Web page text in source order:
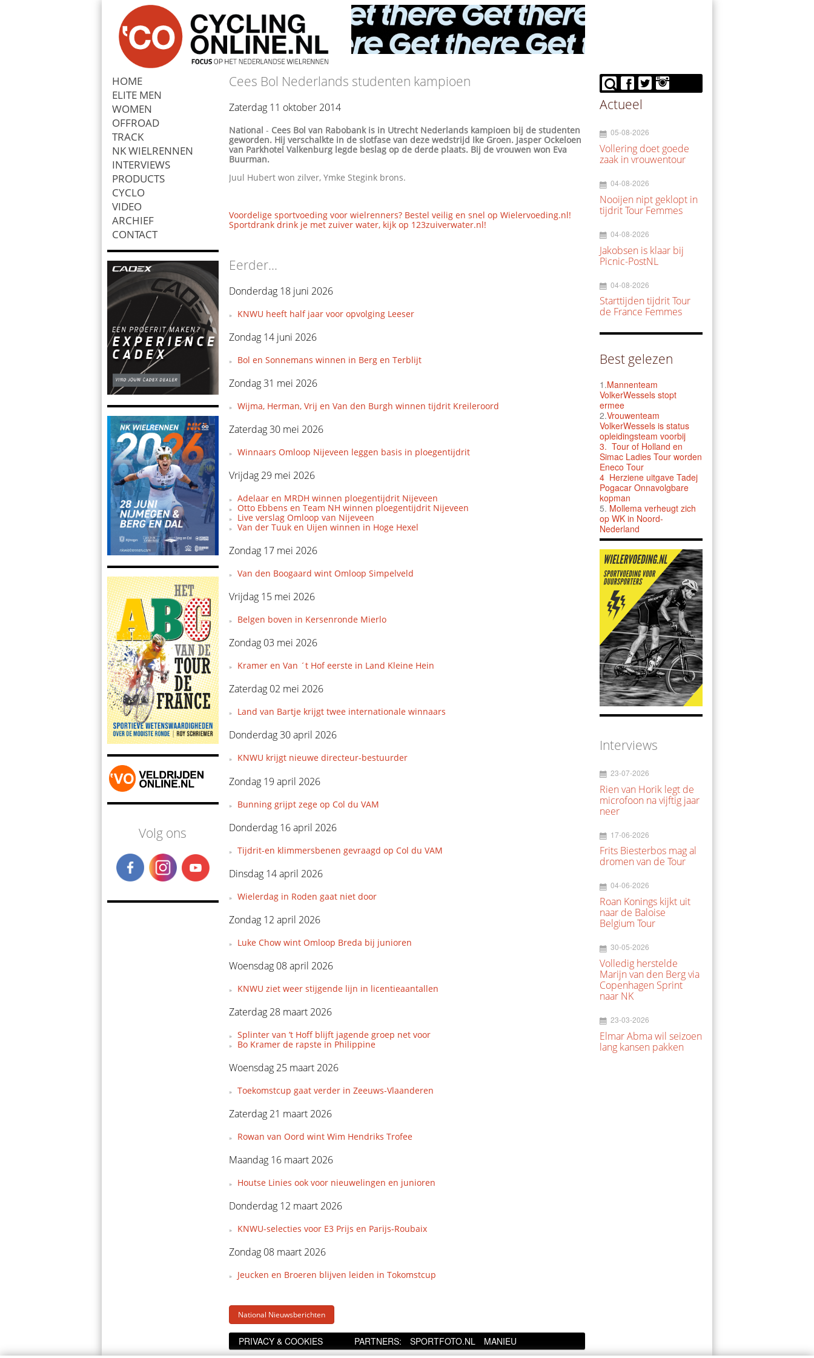
HOME
ELITE MEN
WOMEN
OFFROAD
TRACK
NK WIELRENNEN
INTERVIEWS
PRODUCTS
CYCLO
VIDEO
ARCHIEF
CONTACT
Zoek
Volg ons
Cees Bol Nederlands studenten kampioen
Zaterdag 11 oktober 2014
National - Cees Bol van Rabobank is in Utrecht Nederlands kampioen bij de studenten
geworden. Hij verschalkte in de slotfase van deze wedstrijd Ike Groen. Jasper Ockeloen
van Parkhotel Valkenburg legde beslag op de derde plaats. Bij de vrouwen won Eva
Buurman.
Juul Hubert won zilver, Ymke Stegink brons.
Voordelige sportvoeding voor wielrenners? Bestel veilig en snel op Wielervoeding.nl!
Sportdrank drink je met zuiver water, kijk op 123zuiverwater.nl!
Eerder...
Donderdag 18 juni 2026
KNWU heeft half jaar voor opvolging Leeser
Zondag 14 juni 2026
Bol en Sonnemans winnen in Berg en Terblijt
Zondag 31 mei 2026
Wijma, Herman, Vrij en Van den Burgh winnen tijdrit Kreileroord
Zaterdag 30 mei 2026
Winnaars Omloop Nijeveen leggen basis in ploegentijdrit
Vrijdag 29 mei 2026
Adelaar en MRDH winnen ploegentijdrit Nijeveen
Otto Ebbens en Team NH winnen ploegentijdrit Nijeveen
Live verslag Omloop van Nijeveen
Van der Tuuk en Uijen winnen in Hoge Hexel
Zondag 17 mei 2026
Van den Boogaard wint Omloop Simpelveld
Vrijdag 15 mei 2026
Belgen boven in Kersenronde Mierlo
Zondag 03 mei 2026
Kramer en Van ´t Hof eerste in Land Kleine Hein
Zaterdag 02 mei 2026
Land van Bartje krijgt twee internationale winnaars
Donderdag 30 april 2026
KNWU krijgt nieuwe directeur-bestuurder
Zondag 19 april 2026
Bunning grijpt zege op Col du VAM
Donderdag 16 april 2026
Tijdrit-en klimmersbenen gevraagd op Col du VAM
Dinsdag 14 april 2026
Wielerdag in Roden gaat niet door
Zondag 12 april 2026
Luke Chow wint Omloop Breda bij junioren
Woensdag 08 april 2026
KNWU ziet weer stijgende lijn in licentieaantallen
Zaterdag 28 maart 2026
Splinter van ’t Hoff blijft jagende groep net voor
Bo Kramer de rapste in Philippine
Woensdag 25 maart 2026
Toekomstcup gaat verder in Zeeuws-Vlaanderen
Zaterdag 21 maart 2026
Rowan van Oord wint Wim Hendriks Trofee
Maandag 16 maart 2026
Houtse Linies ook voor nieuwelingen en junioren
Donderdag 12 maart 2026
KNWU-selecties voor E3 Prijs en Parijs-Roubaix
Zondag 08 maart 2026
Jeucken en Broeren blijven leiden in Tokomstcup
National Nieuwsberichten
PRIVACY & COOKIES PARTNERS: SPORTFOTO.NL MANIEU
Actueel
05-08-2026
Vollering doet goede
zaak in vrouwentour
04-08-2026
Nooijen nipt geklopt in
tijdrit Tour Femmes
04-08-2026
Jakobsen is klaar bij
Picnic-PostNL
04-08-2026
Starttijden tijdrit Tour
de France Femmes
Best gelezen
1.Mannenteam
VolkerWessels stopt
ermee
2.Vrouwenteam
VolkerWessels is status
opleidingsteam voorbij
3. Tour of Holland en
Simac Ladies Tour worden
Eneco Tour
4 Herziene uitgave Tadej
Pogacar Onnavolgbare
kopman
5. Mollema verheugt zich
op WK in Noord-
Nederland
Interviews
23-07-2026
Rien van Horik legt de
microfoon na vijftig jaar
neer
17-06-2026
Frits Biesterbos mag al
dromen van de Tour
04-06-2026
Roan Konings kijkt uit
naar de Baloise
Belgium Tour
30-05-2026
Volledig herstelde
Marijn van den Berg via
Copenhagen Sprint
naar NK
23-03-2026
Elmar Abma wil seizoen
lang kansen pakken